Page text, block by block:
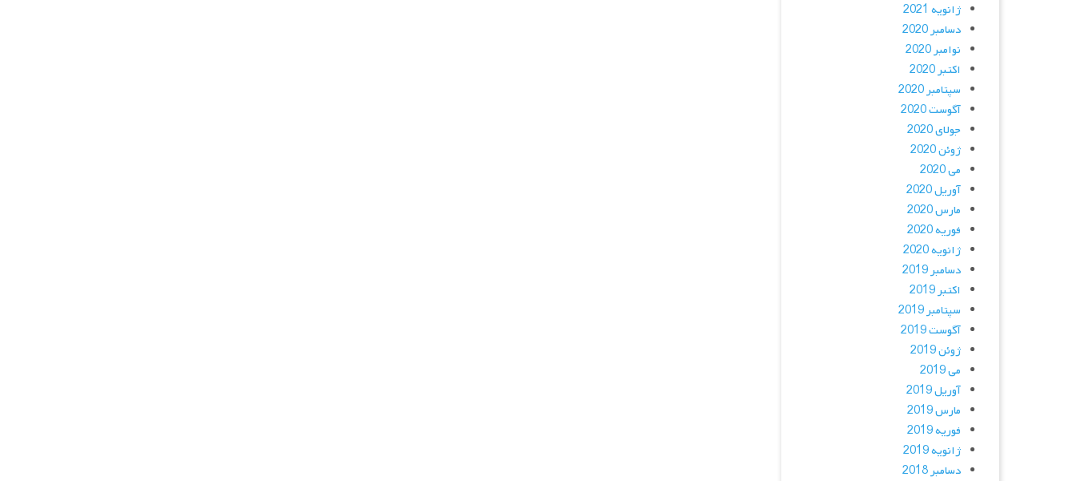
ژانویه 2021
دسامبر 2020
نوامبر 2020
اکتبر 2020
سپتامبر 2020
آگوست 2020
جولای 2020
ژوئن 2020
می 2020
آوریل 2020
مارس 2020
فوریه 2020
ژانویه 2020
دسامبر 2019
اکتبر 2019
سپتامبر 2019
آگوست 2019
ژوئن 2019
می 2019
آوریل 2019
مارس 2019
فوریه 2019
ژانویه 2019
دسامبر 2018